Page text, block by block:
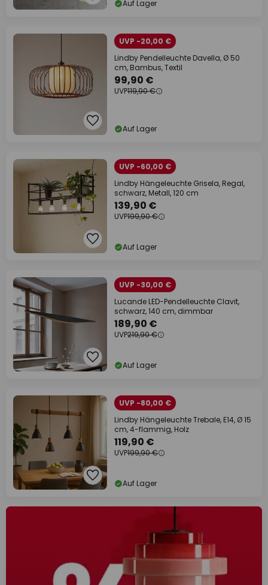
Auf Lager
UVP -20,00 €
Lindby Pendelleuchte Davella, Ø 50
cm, Bambus, Textil
99,90 €
UVP119,90 €
Auf Lager
UVP -60,00 €
Lindby Hängeleuchte Grisela, Regal,
schwarz, Metall, 120 cm
139,90 €
UVP199,90 €
Auf Lager
UVP -30,00 €
Lucande LED-Pendelleuchte Clavit,
schwarz, 140 cm, dimmbar
189,90 €
UVP219,90 €
Auf Lager
UVP -80,00 €
Lindby Hängeleuchte Trebale, E14, Ø 15
cm, 4-flammig, Holz
119,90 €
UVP199,90 €
Auf Lager